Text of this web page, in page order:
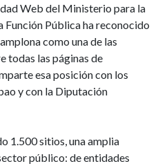
Web del Ministerio para la
Pública ha reconocido
como una de las
todas las páginas de
esa posición con los
y con la Diputación
1.500 sitios, una amplia
público: de entidades